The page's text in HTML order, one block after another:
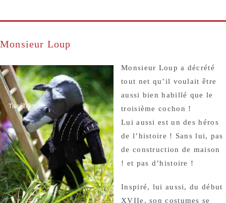
Monsieur Loup
Monsieur Loup a décrété
tout net qu’il voulait être
aussi bien habillé que le
troisième cochon !
Lui aussi est un des héros
de l’histoire ! Sans lui, pas
de construction de maison
! et pas d’histoire !
Inspiré, lui aussi, du début
XVIIe, son costumes se